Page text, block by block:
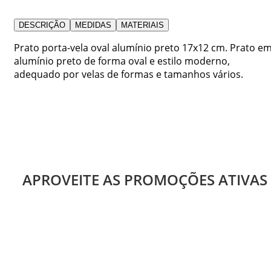
DESCRIÇÃO MEDIDAS MATERIAIS
Prato porta-vela oval alumínio preto 17x12 cm. Prato
alumínio preto de forma oval e estilo moderno,
adequado por velas de formas e tamanhos vários.
APROVEITE AS PROMOÇÕES ATIVAS